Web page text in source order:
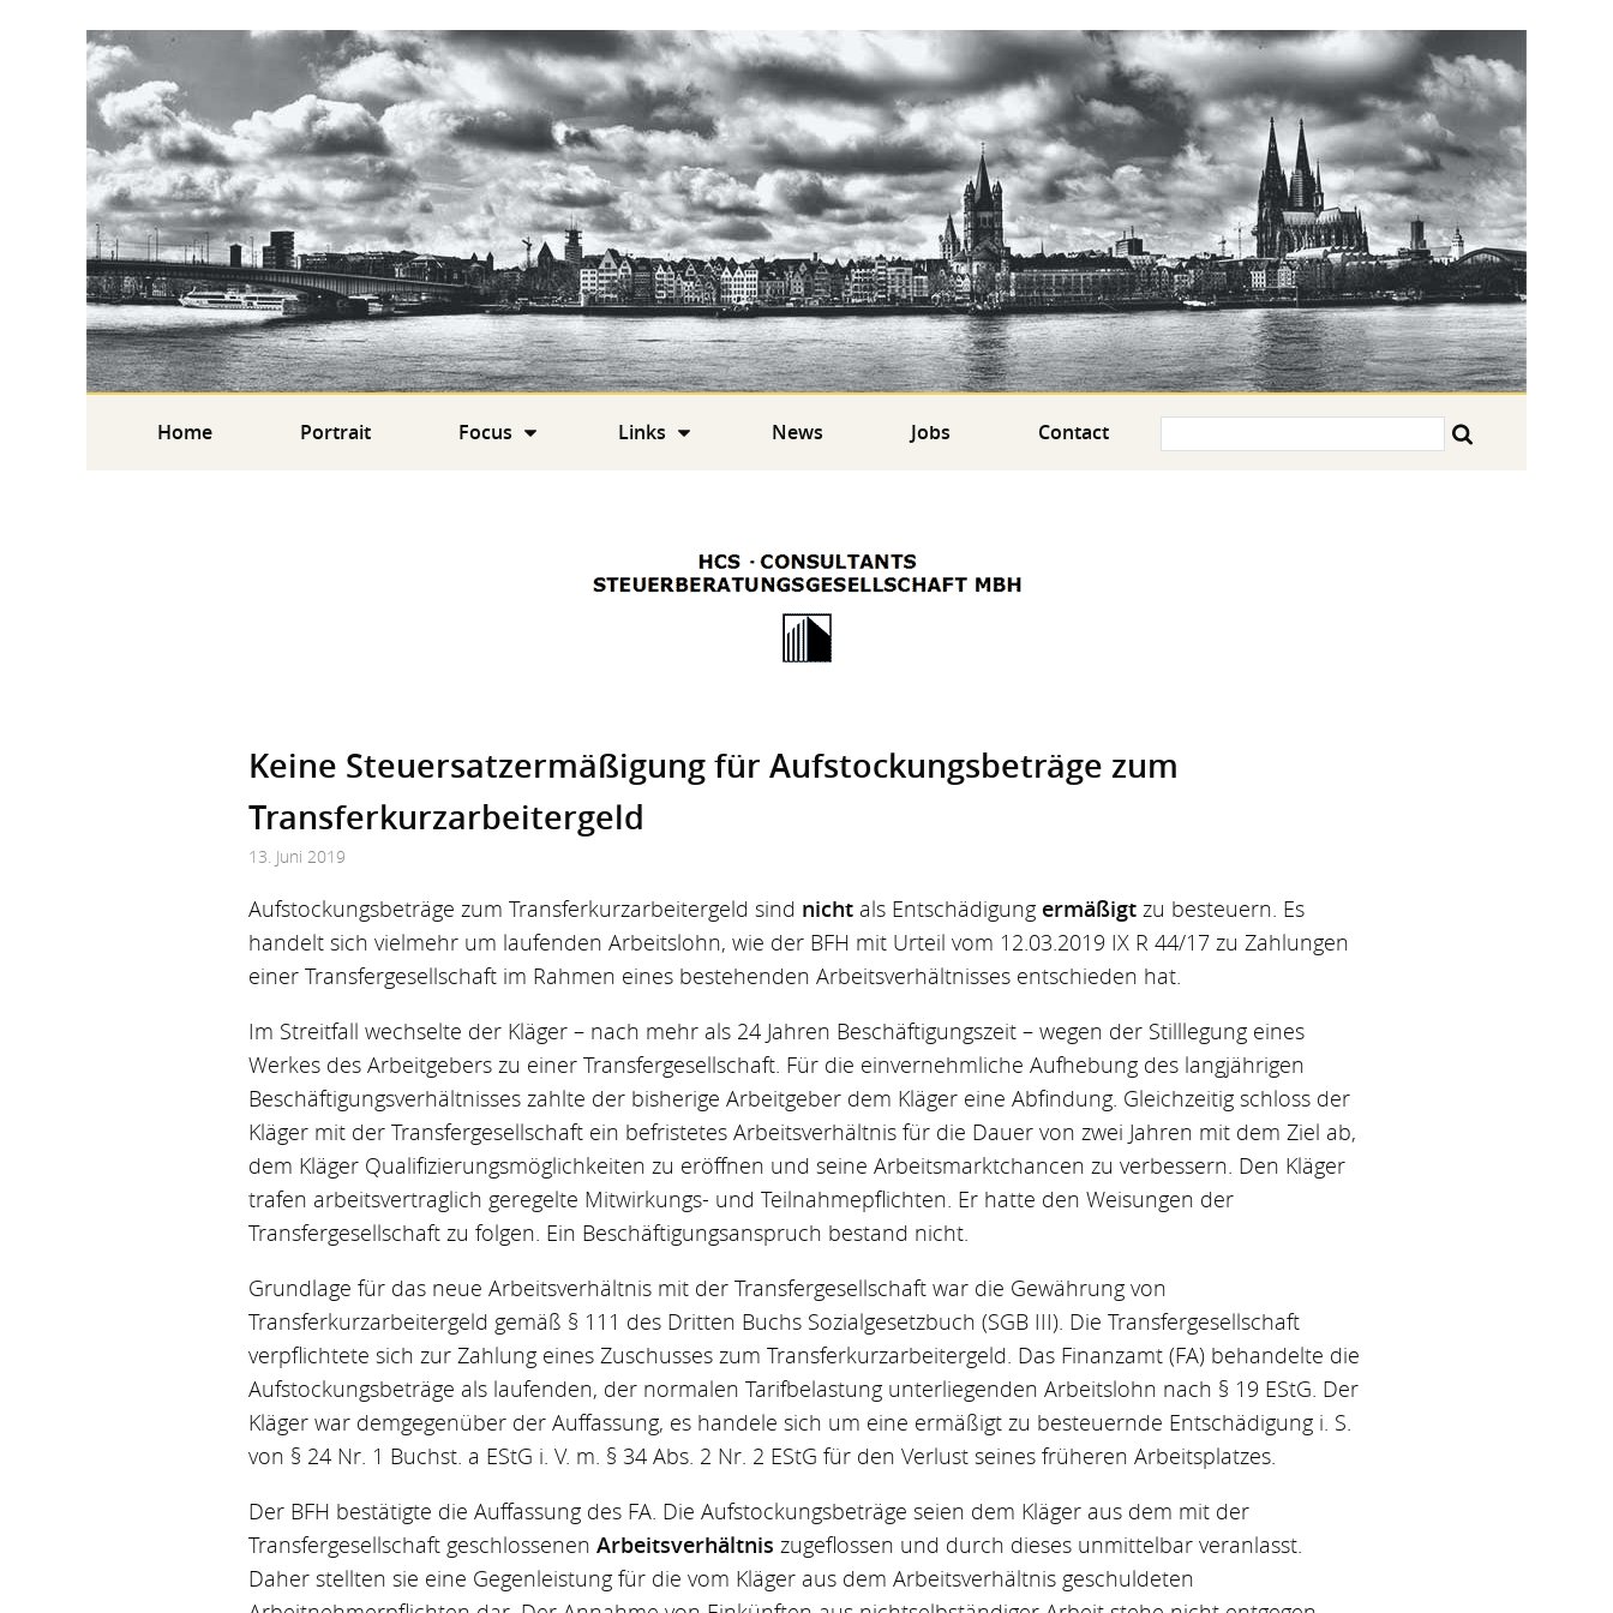
Home Portrait Focus Links News Jobs Contact
Keine Steuersatzermäßigung für Aufstockungsbeträge zum
Transferkurzarbeitergeld
13. Juni 2019
Aufstockungsbeträge zum Transferkurzarbeitergeld sind nicht als Entschädigung ermäßigt zu besteuern. Es
handelt sich vielmehr um laufenden Arbeitslohn, wie der BFH mit Urteil vom 12.03.2019 IX R 44/17 zu Zahlungen
einer Transfergesellschaft im Rahmen eines bestehenden Arbeitsverhältnisses entschieden hat.
Im Streitfall wechselte der Kläger – nach mehr als 24 Jahren Beschäftigungszeit – wegen der Stilllegung eines
Werkes des Arbeitgebers zu einer Transfergesellschaft. Für die einvernehmliche Aufhebung des langjährigen
Beschäftigungsverhältnisses zahlte der bisherige Arbeitgeber dem Kläger eine Abfindung. Gleichzeitig schloss der
Kläger mit der Transfergesellschaft ein befristetes Arbeitsverhältnis für die Dauer von zwei Jahren mit dem Ziel ab,
dem Kläger Qualifizierungsmöglichkeiten zu eröffnen und seine Arbeitsmarktchancen zu verbessern. Den Kläger
trafen arbeitsvertraglich geregelte Mitwirkungs- und Teilnahmepflichten. Er hatte den Weisungen der
Transfergesellschaft zu folgen. Ein Beschäftigungsanspruch bestand nicht.
Grundlage für das neue Arbeitsverhältnis mit der Transfergesellschaft war die Gewährung von
Transferkurzarbeitergeld gemäß § 111 des Dritten Buchs Sozialgesetzbuch (SGB III). Die Transfergesellschaft
verpflichtete sich zur Zahlung eines Zuschusses zum Transferkurzarbeitergeld. Das Finanzamt (FA) behandelte die
Aufstockungsbeträge als laufenden, der normalen Tarifbelastung unterliegenden Arbeitslohn nach § 19 EStG. Der
Kläger war demgegenüber der Auffassung, es handele sich um eine ermäßigt zu besteuernde Entschädigung i. S.
von § 24 Nr. 1 Buchst. a EStG i. V. m. § 34 Abs. 2 Nr. 2 EStG für den Verlust seines früheren Arbeitsplatzes.
Der BFH bestätigte die Auffassung des FA. Die Aufstockungsbeträge seien dem Kläger aus dem mit der
Transfergesellschaft geschlossenen Arbeitsverhältnis zugeflossen und durch dieses unmittelbar veranlasst.
Daher stellten sie eine Gegenleistung für die vom Kläger aus dem Arbeitsverhältnis geschuldeten